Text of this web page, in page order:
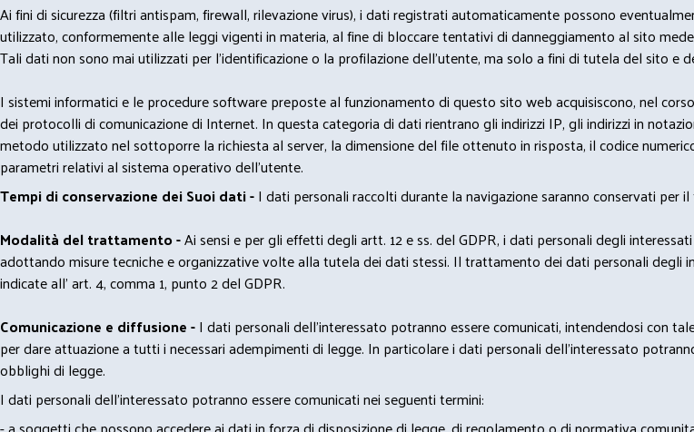
Ai fini di sicurezza (filtri antispam, firewall, rilevazione virus), i dati registrati automaticamente possono
utilizzato, conformemente alle leggi vigenti in materia, al fine di bloccare tentativi di danneggiamento al sito
Tali dati non sono mai utilizzati per l'identificazione o la profilazione dell'utente, ma solo a fini di tutela del sito e
I sistemi informatici e le procedure software preposte al funzionamento di questo sito web acquisiscono, nel
dei protocolli di comunicazione di Internet. In questa categoria di dati rientrano gli indirizzi IP, gli indirizzi in
metodo utilizzato nel sottoporre la richiesta al server, la dimensione del file ottenuto in risposta, il codice
parametri relativi al sistema operativo dell'utente.
Tempi di conservazione dei Suoi dati -I dati personali raccolti durante la navigazione saranno conservati
Modalità del trattamento -Ai sensi e per gli effetti degli artt. 12 e ss. del GDPR, i dati personali degli
adottando misure tecniche e organizzative volte alla tutela dei dati stessi. Il trattamento dei dati personali degli
indicate all' art. 4, comma 1, punto 2 del GDPR.
Comunicazione e diffusione -I dati personali dell’interessato potranno essere comunicati, intendendosi con
per dare attuazione a tutti i necessari adempimenti di legge. In particolare i dati personali dell’interessato
obblighi di legge.
I dati personali dell’interessato potranno essere comunicati nei seguenti termini: